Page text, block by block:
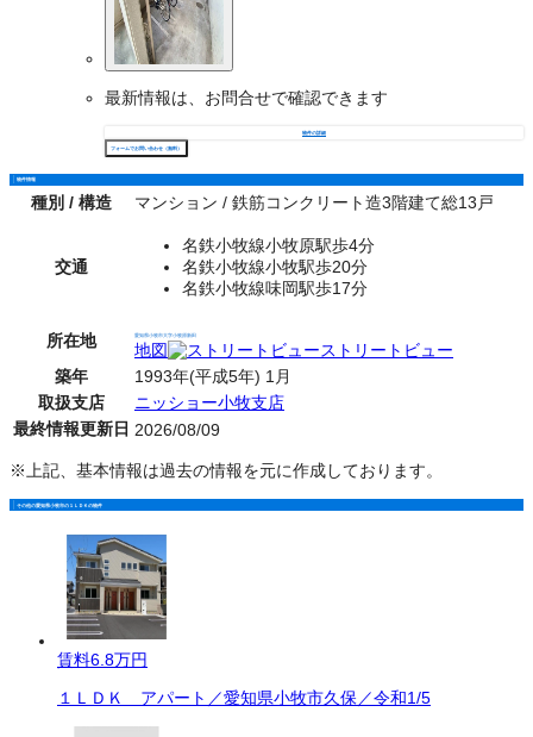
最新情報は、お問合せで確認できます
物件の詳細
フォームでお問い合わせ（無料）
物件情報
種別 / 構造 マンション / 鉄筋コンクリート造3階建て総13戸
交通
名鉄小牧線小牧原駅歩4分
名鉄小牧線小牧駅歩20分
名鉄小牧線味岡駅歩17分
所在地 愛知県小牧市大字小牧原新田
地図
ストリートビュー
築年
1993年(平成5年) 1月
取扱支店
ニッショー小牧支店
最終情報更新日 2026/08/09
※上記、基本情報は過去の情報を元に作成しております。
その他の愛知県小牧市の１ＬＤＫの物件
賃料6.8万円
１ＬＤＫ アパート／愛知県小牧市久保／令和1/5